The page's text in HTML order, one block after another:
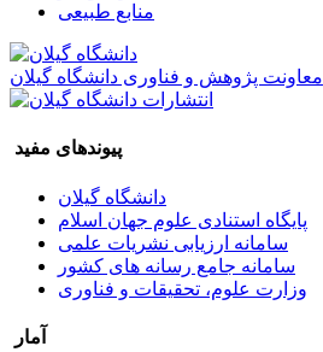
منابع طبیعی
معاونت پژوهش و فناوری دانشگاه گیلان
پیوندهای مفید
دانشگاه گیلان
پایگاه استنادی علوم جهان اسلام
سامانه ارزیابی نشریات علمی
سامانه جامع رسانه های کشور
وزارت علوم، تحقیقات و فناوری
آمار